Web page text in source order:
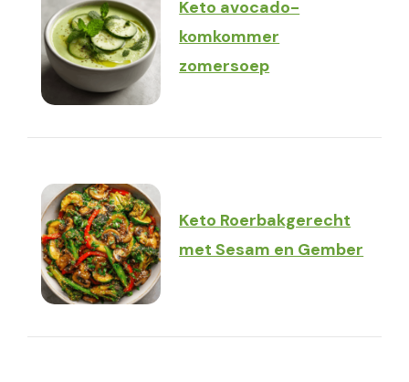
Keto avocado-
komkommer
zomersoep
Keto Roerbakgerecht
met Sesam en Gember